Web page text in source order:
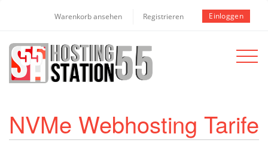
Warenkorb ansehen Registrieren Einloggen
Toggle
NVMe Webhosting Tarife